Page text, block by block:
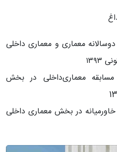
دوسالانه معماری و معماری داخلی
معماری‌داخلی در بخش
در بخش معماری داخلی